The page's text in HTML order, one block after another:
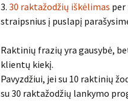
3. 30 raktažodžių iškėlimas per
straipsnius į puslapį
Raktinių frazių yra gausybė,
klientų kiekį.
Pavyzdžiui, jei su 10 raktinių
su 30 raktažodžių lankymo